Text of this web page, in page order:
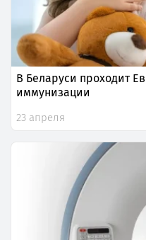
В Беларуси проходит
иммунизации
23 апреля